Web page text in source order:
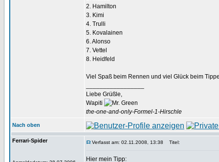
2. Hamilton
3. Kimi
4. Trulli
5. Kovalainen
6. Alonso
7. Vettel
8. Heidfeld
Viel Spaß beim Rennen und viel Glück beim
Liebe Grüßle,
Wapiti
the-one-and-only-Formel-1-Hirschle
Nach oben
Ferrari-Spider Verfasst am: 02.11.2008, 13:38 Titel:
Hier mein Tipp: